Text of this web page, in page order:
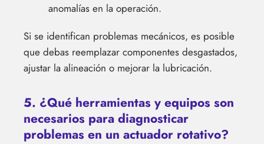
anomalías en la operación.
Si se identifican problemas mecánicos, es posible
que debas reemplazar componentes desgastados,
ajustar la alineación o mejorar la lubricación.
5. ¿Qué herramientas y equipos son
necesarios para diagnosticar
problemas en un actuador rotativo?